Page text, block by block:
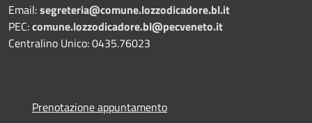
Email:segreteria@comune.lozzodicadore.bl.it
PEC:comune.lozzodicadore.bl@pecveneto.it
Centralino Unico: 0435.76023
Prenotazione appuntamento